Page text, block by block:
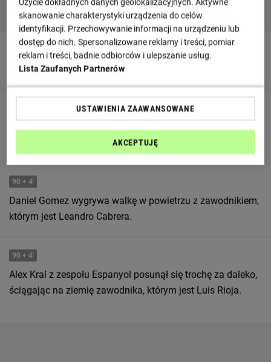
+ 5'
Sergi Canos strzela, ale jest zablokowany.
Valencia CF rozpoczyna od rzutu z autu na połowie
90 + 4'
Daniel Gomez wygrywa walkę w powietrzu z zawodnikiem,
którym jest Leandro Cabrera.
90 + 4'
Alex Kral z zespołu Espanyol posunął się trochę za daleko,
ściągając na ziemię zawodnika, którym jest Luis Rioja.
Użycie dokładnych danych geolokalizacyjnych. Aktywne
skanowanie charakterystyki urządzenia do celów
identyfikacji. Przechowywanie informacji na urządzeniu lub
dostęp do nich. Spersonalizowane reklamy i treści, pomiar
reklam i treści, badnie odbiorców i ulepszanie usług.
Lista Zaufanych Partnerów
USTAWIENIA ZAAWANSOWANE
AKCEPTUJĘ